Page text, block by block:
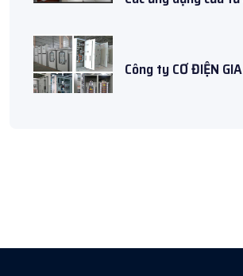
Công ty CƠ ĐIỆN